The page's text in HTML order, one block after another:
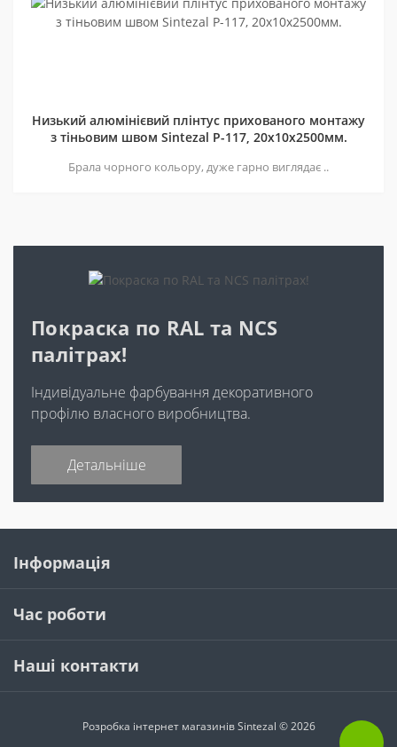
Низький алюмінієвий плінтус прихованого монтажу
з тіньовим швом Sintezal P-117, 20х10х2500мм.
Брала чорного кольору, дуже гарно виглядає ..
Покраска по RAL та NCS
палітрах!
Індивідуальне фарбування декоративного
профілю власного виробництва.
Детальніше
Інформація
Час роботи
Наші контакти
Розробка інтернет магазинівSintezal © 2026